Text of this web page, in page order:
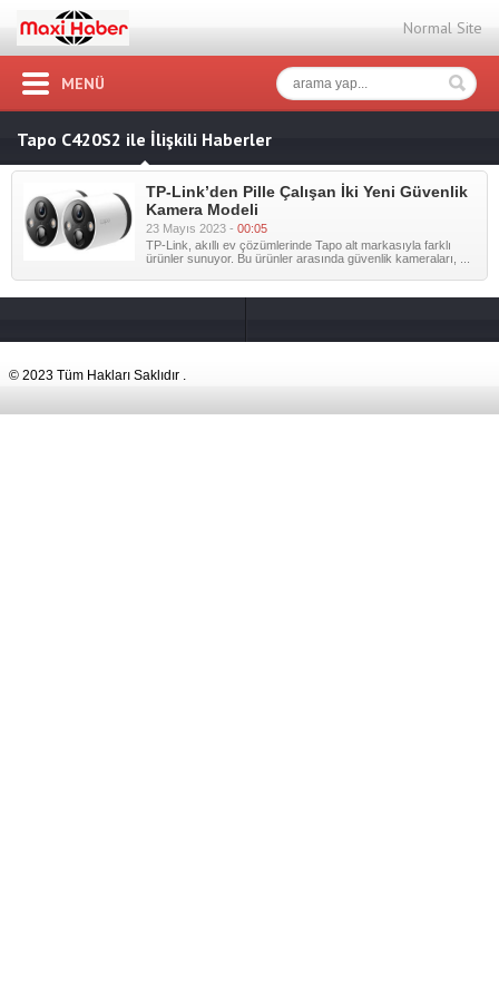
Normal Site
MENÜ
Tapo C420S2 ile İlişkili Haberler
TP-Link’den Pille Çalışan İki Yeni Güvenlik
Kamera Modeli
23 Mayıs 2023 - 00:05
TP-Link, akıllı ev çözümlerinde Tapo alt markasıyla farklı
ürünler sunuyor. Bu ürünler arasında güvenlik kameraları, ...
© 2023 Tüm Hakları Saklıdır .